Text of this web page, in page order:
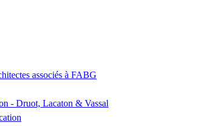
associés à FABG
- Druot, Lacaton & Vassal